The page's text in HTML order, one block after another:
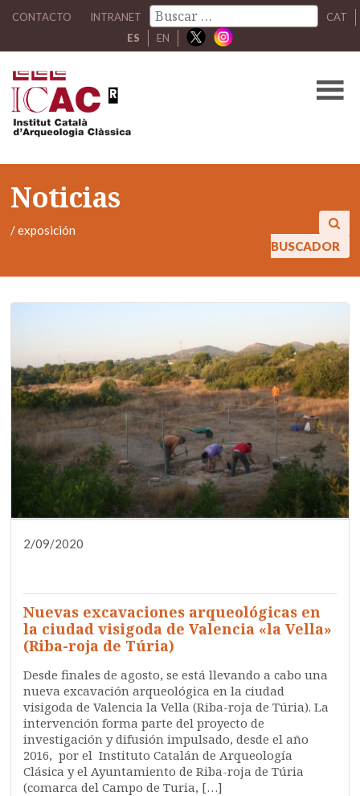
CONTACTO INTRANET
CAT
ES
EN
Noticias
/exposición
BUSCADOR
2/09/2020
Nuevas excavaciones arqueológicas en
la ciudad visigoda de Valencia «la Vella»
(Riba-roja de Túria)
Desde finales de agosto, se está llevando a cabo una
nueva excavación arqueológica en la ciudad
visigoda de Valencia la Vella (Riba-roja de Túria). La
intervención forma parte del proyecto de
investigación y difusión impulsado, desde el año
2016, por el Instituto Catalán de Arqueología
Clásica y el Ayuntamiento de Riba-roja de Túria
(comarca del Campo de Turia, […]